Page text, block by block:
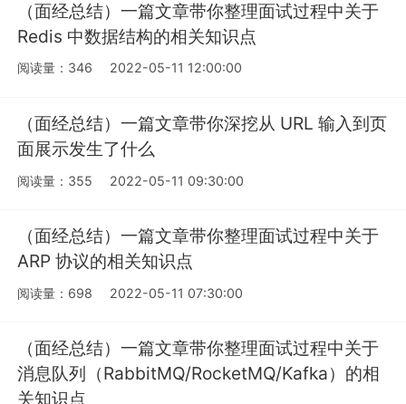
（面经总结）一篇文章带你整理面试过程中关于
Redis 中数据结构的相关知识点
阅读量：346 2022-05-11 12:00:00
（面经总结）一篇文章带你深挖从 URL 输入到页
面展示发生了什么
阅读量：355 2022-05-11 09:30:00
（面经总结）一篇文章带你整理面试过程中关于
ARP 协议的相关知识点
阅读量：698 2022-05-11 07:30:00
（面经总结）一篇文章带你整理面试过程中关于
消息队列（RabbitMQ/RocketMQ/Kafka）的相
关知识点